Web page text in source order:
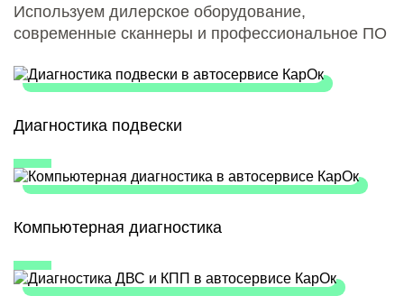
Используем дилерское оборудование,
современные сканнеры и профессиональное ПО
Диагностика подвески
Компьютерная диагностика